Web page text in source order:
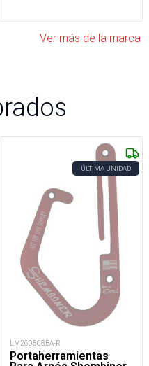
Ver más de la marca
ÚLTIMA UNIDAD
LM260508BA-R
Portaherramientas